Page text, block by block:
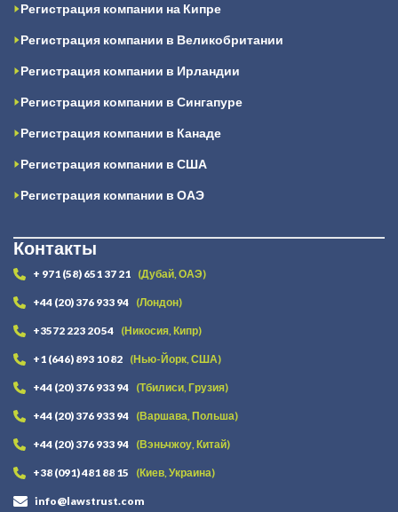
Регистрация компании на Кипре
Регистрация компании в Великобритании
Регистрация компании в Ирландии
Регистрация компании в Сингапуре
Регистрация компании в Канаде
Регистрация компании в США
Регистрация компании в ОАЭ
Контакты
+ 971 (58) 651 37 21 (Дубай, ОАЭ)
+44 (20) 376 933 94 (Лондон)
+3572 223 20 54 (Никосия, Кипр)
+1 (646) 893 10 82 (Нью-Йорк, США)
+44 (20) 376 933 94 (Тбилиси, Грузия)
+44 (20) 376 933 94 (Варшава, Польша)
+44 (20) 376 933 94 (Вэньчжоу, Китай)
+38 (091) 481 88 15 (Киев, Украина)
info@lawstrust.com